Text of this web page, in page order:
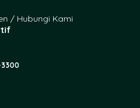
/ Hubungi Kami